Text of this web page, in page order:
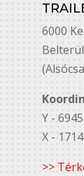
6000
Y -
X -
>>